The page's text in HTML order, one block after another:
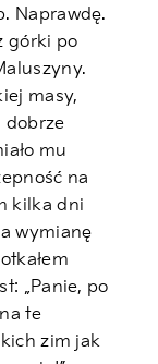
Naprawdę.
górki po
masy,
dobrze
mu
na
kilka dni
wymianę
„Panie, po
te
zim jak